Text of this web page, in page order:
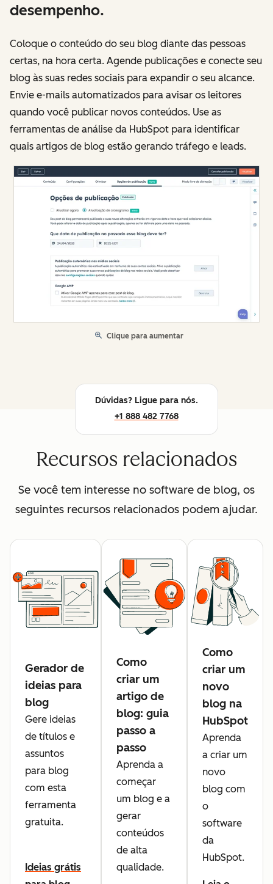
desempenho.
Coloque o conteúdo do seu blog diante das pessoas
certas, na hora certa. Agende publicações e conecte seu
blog às suas redes sociais para expandir o seu alcance.
Envie e-mails automatizados para avisar os leitores
quando você publicar novos conteúdos. Use as
ferramentas de análise da HubSpot para identificar
quais artigos de blog estão gerando tráfego e leads.
Clique para aumentar
Dúvidas? Ligue para nós.
+1 888 482 7768
Recursos relacionados
Se você tem interesse no software de blog, os
seguintes recursos relacionados podem ajudar.
Gerador de
ideias para
blog
Gere ideias
de títulos e
assuntos
para blog
com esta
ferramenta
gratuita.
Ideias grátis
Como
criar um
artigo de
blog: guia
passo a
passo
Aprenda a
começar
um blog e a
gerar
conteúdos
de alta
qualidade.
Como
criar um
novo
blog na
HubSpot
Aprenda
a criar um
novo
blog com
o
software
da
HubSpot.